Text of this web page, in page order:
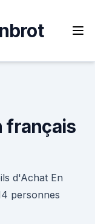
français
d'Achat En
personnes